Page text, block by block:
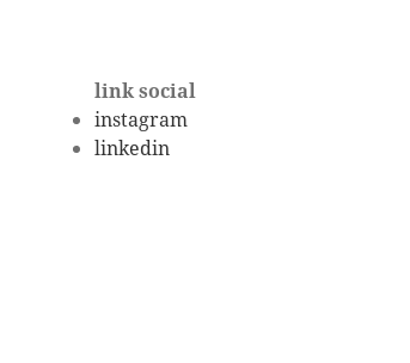
link social
instagram
linkedin